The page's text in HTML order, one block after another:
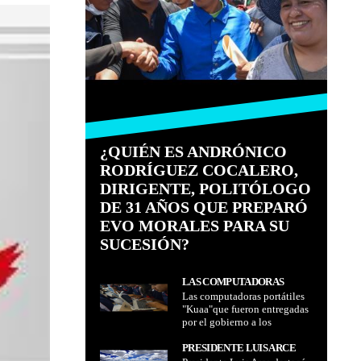
¿QUIÉN ES ANDRÓNICO
RODRÍGUEZ COCALERO,
DIRIGENTE, POLITÓLOGO
DE 31 AÑOS QUE PREPARÓ
EVO MORALES PARA SU
SUCESIÓN?
LAS COMPUTADORAS
PORTÁTILES "KUAA"QUE
FUERON ENTREGADAS
POR EL GOBIERNO A LOS
DE SECUNDARIA, DEBEN
Las computadoras portátiles
"Kuaa"que fueron entregadas
por el gobierno a los
secundaria, deben utilizarse
PRESIDENTE LUIS ARCE